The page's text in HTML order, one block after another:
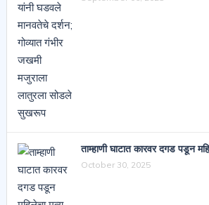
ताम्हाणी घाटात कारवर दगड पडून
October 30, 2025